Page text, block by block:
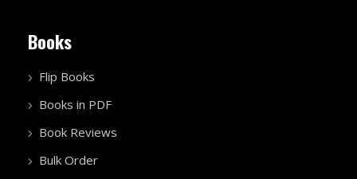
Books
Flip Books
Books in PDF
Book Reviews
Bulk Order